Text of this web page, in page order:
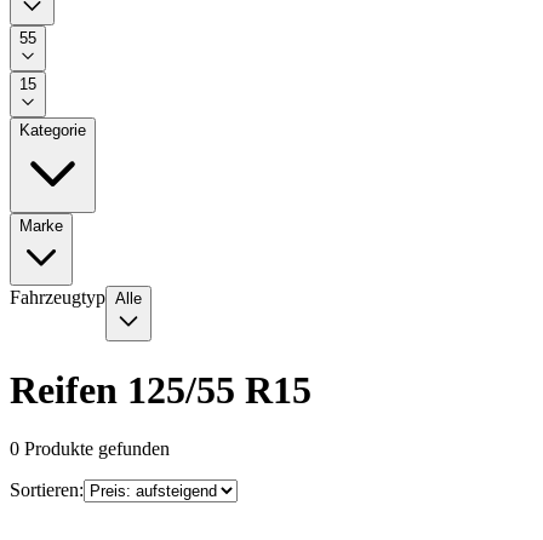
55
15
Kategorie
Marke
Fahrzeugtyp Alle
Reifen 125/55 R15
0 Produkte gefunden
Sortieren: